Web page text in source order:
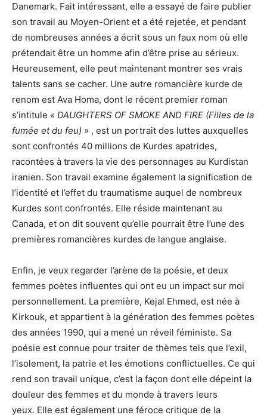
Danemark. Fait intéressant, elle a essayé de faire publier
son travail au Moyen-Orient et a été rejetée, et pendant
de nombreuses années a écrit sous un faux nom où elle
prétendait être un homme afin d’être prise au sérieux.
Heureusement, elle peut maintenant montrer ses vrais
talents sans se cacher. Une autre romancière kurde de
renom est Ava Homa, dont le récent premier roman
s’intitule « DAUGHTERS OF SMOKE AND FIRE (Filles de la
fumée et du feu) » , est un portrait des luttes auxquelles
sont confrontés 40 millions de Kurdes apatrides,
racontées à travers la vie des personnages au Kurdistan
iranien. Son travail examine également la signification de
l’identité et l’effet du traumatisme auquel de nombreux
Kurdes sont confrontés. Elle réside maintenant au
Canada, et on dit souvent qu’elle pourrait être l’une des
premières romancières kurdes de langue anglaise.
Enfin, je veux regarder l’arène de la poésie, et deux
femmes poètes influentes qui ont eu un impact sur moi
personnellement. La première, Kejal Ehmed, est née à
Kirkouk, et appartient à la génération des femmes poètes
des années 1990, qui a mené un réveil féministe. Sa
poésie est connue pour traiter de thèmes tels que l’exil,
l’isolement, la patrie et les émotions conflictuelles. Ce qui
rend son travail unique, c’est la façon dont elle dépeint la
douleur des femmes et du monde à travers leurs
yeux. Elle est également une féroce critique de la